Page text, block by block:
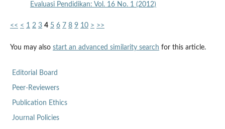
Evaluasi Pendidikan: Vol. 16 No. 1 (2012)
<< < 1 2 3 4 5 6 7 8 9 10 > >>
You may also start an advanced similarity search for this article.
Editorial Board
Peer-Reviewers
Publication Ethics
Journal Policies